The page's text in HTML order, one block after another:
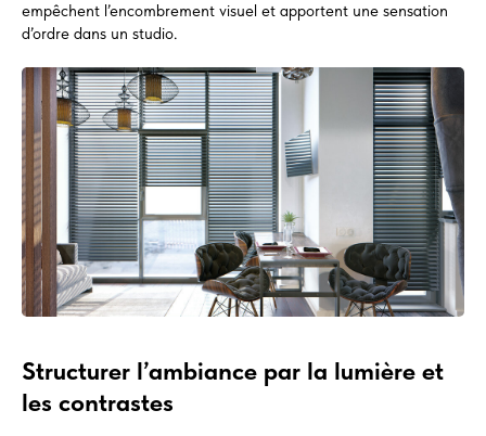
empêchent l’encombrement visuel et apportent une sensation
d’ordre dans un studio.
Structurer l’ambiance par la lumière et
les contrastes